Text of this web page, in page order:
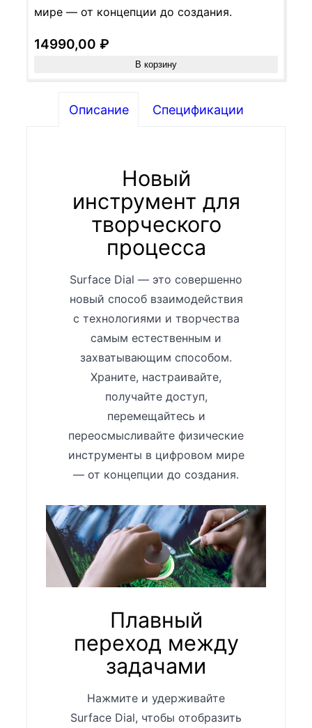
мире — от концепции до создания.
14990,00 ₽
В корзину
Описание Спецификации
Новый
инструмент для
творческого
процесса
Surface Dial — это совершенно
новый способ взаимодействия
с технологиями и творчества
самым естественным и
захватывающим способом.
Храните, настраивайте,
получайте доступ,
перемещайтесь и
переосмысливайте физические
инструменты в цифровом мире
— от концепции до создания.
Плавный
переход между
задачами
Нажмите и удерживайте
Surface Dial, чтобы отобразить